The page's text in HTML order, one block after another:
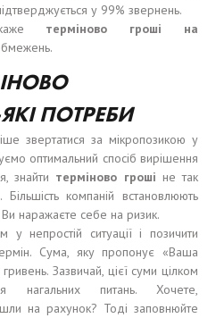
у 99% звернень.
терміново гроші на
ПОТРЕБИ
звертатися за мікропозикою у
оптимальний спосіб вирішення
знайти терміново гроші не так
компаній встановлюють
наражаєте себе на ризик.
непростій ситуації і позичити
Сума, яку пропонує «Ваша
Зазвичай, цієї суми цілком
нагальних питань. Хочете,
на рахунок? Тоді заповнюйте